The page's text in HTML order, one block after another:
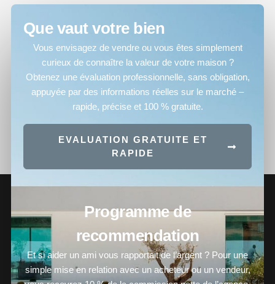
Que vaut votre bien
Vous envisagez de vendre ou vous êtes simplement
curieux de connaître la valeur de votre maison ?
Obtenez une évaluation professionnelle, sans obligation,
appuyée par des informations réelles sur le marché –
rapide, précise et 100 % gratuite.
EVALUATION GRATUITE ET
RAPIDE
Programme de
recommendation
Et si aider un ami vous rapportait de l’argent ? Pour une
simple mise en relation avec un acheteur ou un vendeur,